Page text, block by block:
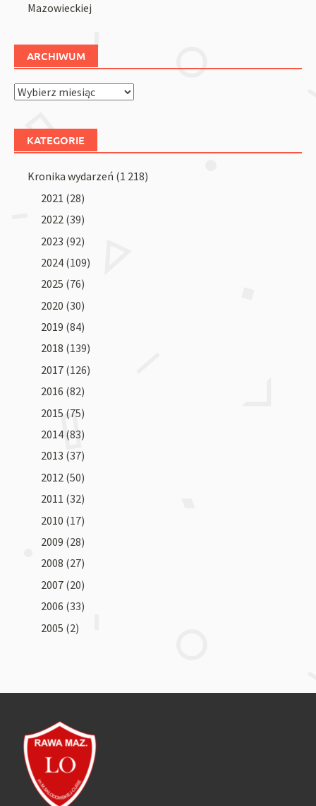
Mazowieckiej
ARCHIWUM
Archiwum
KATEGORIE
Kronika wydarzeń (1 218)
2021 (28)
2022 (39)
2023 (92)
2024 (109)
2025 (76)
2020 (30)
2019 (84)
2018 (139)
2017 (126)
2016 (82)
2015 (75)
2014 (83)
2013 (37)
2012 (50)
2011 (32)
2010 (17)
2009 (28)
2008 (27)
2007 (20)
2006 (33)
2005 (2)